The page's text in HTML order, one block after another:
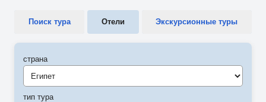
Поиск тура Отели Экскурсионные туры
страна
Египет
тип тура